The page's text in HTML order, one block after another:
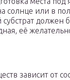
солнце или в
субстрат
её
зависит от